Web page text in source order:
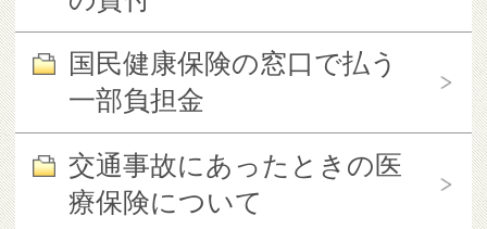
国民健康保険の窓口で払う
一部負担金
交通事故にあったときの医
療保険について